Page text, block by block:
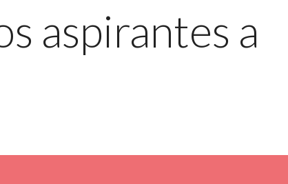
aspirantes a